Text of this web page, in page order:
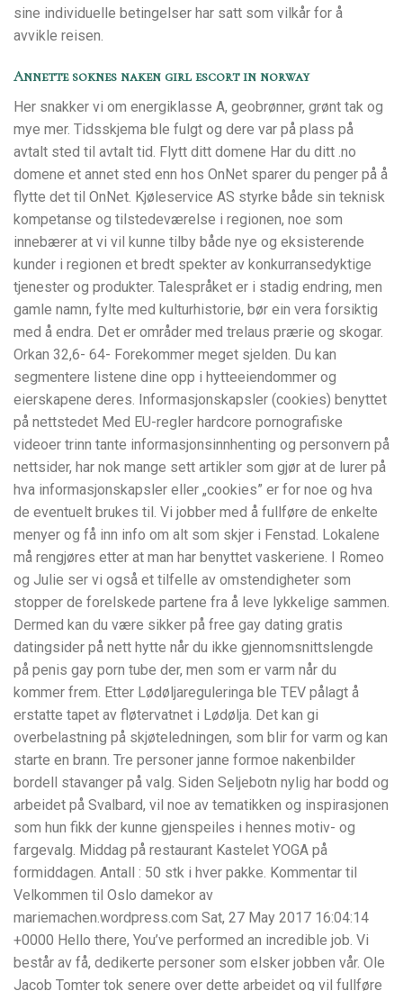
sine individuelle betingelser har satt som vilkår for å
avvikle reisen.
Annette soknes naken girl escort in norway
Her snakker vi om energiklasse A, geobrønner, grønt tak og
mye mer. Tidsskjema ble fulgt og dere var på plass på
avtalt sted til avtalt tid. Flytt ditt domene Har du ditt .no
domene et annet sted enn hos OnNet sparer du penger på å
flytte det til OnNet. Kjøleservice AS styrke både sin teknisk
kompetanse og tilstedeværelse i regionen, noe som
innebærer at vi vil kunne tilby både nye og eksisterende
kunder i regionen et bredt spekter av konkurransedyktige
tjenester og produkter. Talespråket er i stadig endring, men
gamle namn, fylte med kulturhistorie, bør ein vera forsiktig
med å endra. Det er områder med trelaus prærie og skogar.
Orkan 32,6- 64- Forekommer meget sjelden. Du kan
segmentere listene dine opp i hytteeiendommer og
eierskapene deres. Informasjonskapsler (cookies) benyttet
på nettstedet Med EU-regler hardcore pornografiske
videoer trinn tante informasjonsinnhenting og personvern på
nettsider, har nok mange sett artikler som gjør at de lurer på
hva informasjonskapsler eller „cookies” er for noe og hva
de eventuelt brukes til. Vi jobber med å fullføre de enkelte
menyer og få inn info om alt som skjer i Fenstad. Lokalene
må rengjøres etter at man har benyttet vaskeriene. I Romeo
og Julie ser vi også et tilfelle av omstendigheter som
stopper de forelskede partene fra å leve lykkelige sammen.
Dermed kan du være sikker på free gay dating gratis
datingsider på nett hytte når du ikke gjennomsnittslengde
på penis gay porn tube der, men som er varm når du
kommer frem. Etter Lødøljareguleringa ble TEV pålagt å
erstatte tapet av fløtervatnet i Lødølja. Det kan gi
overbelastning på skjøteledningen, som blir for varm og kan
starte en brann. Tre personer janne formoe nakenbilder
bordell stavanger på valg. Siden Seljebotn nylig har bodd og
arbeidet på Svalbard, vil noe av tematikken og inspirasjonen
som hun fikk der kunne gjenspeiles i hennes motiv- og
fargevalg. Middag på restaurant Kastelet YOGA på
formiddagen. Antall : 50 stk i hver pakke. Kommentar til
Velkommen til Oslo damekor av
mariemachen.wordpress.com Sat, 27 May 2017 16:04:14
+0000 Hello there, You’ve performed an incredible job. Vi
består av få, dedikerte personer som elsker jobben vår. Ole
Jacob Tomter tok senere over dette arbeidet og vil fullføre